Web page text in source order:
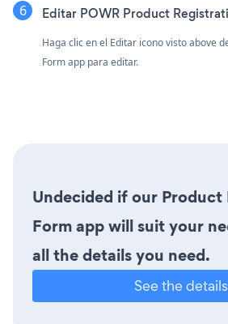
Editar POWR Product
Haga clic en el Editar iconovisto above
Form app para editar.
Undecided if our Product
Form app will suit your
all the details you need.
See the details